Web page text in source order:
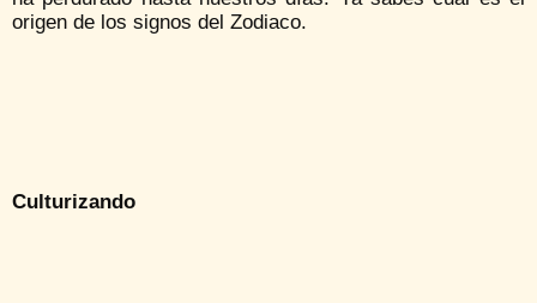
origen de los signos del Zodiaco.
Culturizando